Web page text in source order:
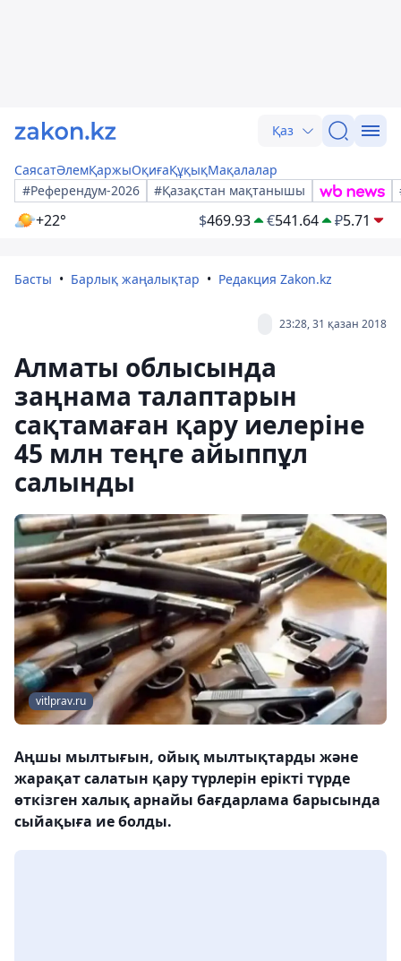
Қаз
СаясатӘлемҚаржыОқиғаҚұқықМақалалар
#Референдум-2026
#Қазақстан мақтанышы
+22° $469.93 €541.64 ₽5.71
Басты Барлық жаңалықтар Редакция Zakon.kz
23:28, 31 қазан 2018
Алматы облысында
заңнама талаптарын
сақтамаған қару иелеріне
45 млн теңге айыппұл
салынды
vitlprav.ru
Аңшы мылтығын, ойық мылтықтарды және
жарақат салатын қару түрлерін ерікті түрде
өткізген халық арнайы бағдарлама барысында
сыйақыға ие болды.